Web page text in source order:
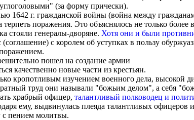
(за форму прически).
1642 г. гражданской войны (война между
терпеть поражения. Это объяснялось не только
стояли генералы-дворяне. Хотя они и были
с королем об уступках в пользу
пошел на создание армии
качественно новые части из крестьян.
кропотливым изучением военного дела, высокой
ратный труд они называли "божьим делом", а себя
храбрый офицер, талантливый полководец и
ему, выдвинулась плеяда талантливых офицеров
с пением молитвы.